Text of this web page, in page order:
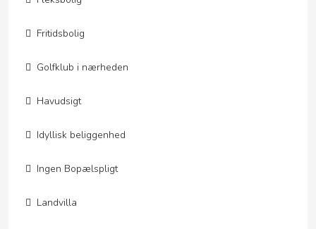
Fritidsbolig
Golfklub i nærheden
Havudsigt
Idyllisk beliggenhed
Ingen Bopælspligt
Landvilla